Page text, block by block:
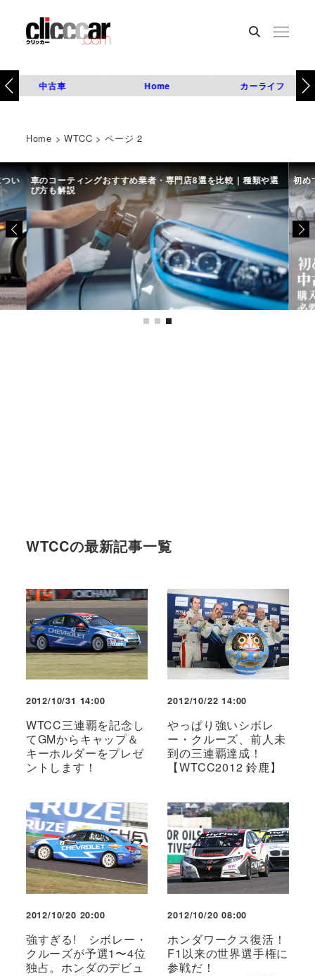
中古車 Home カーライフ
Home >WTCC >ページ 2
い 車のコーティングおすすめ業者・専門店8選を比較｜種類や選
び方も解説
初め
WTCCの最新記事一覧
2012/10/31 14:00
WTCC三連覇を記念し
てGMからキャップ＆
キーホルダーをプレゼ
ントします！
2012/10/22 14:00
やっぱり強いシボレ
ー・クルーズ、前人未
到の三連覇達成！
【WTCC2012 鈴鹿】
2012/10/20 20:00
強すぎる! シボレー・
クルーズが予選1〜4位
独占。ホンダのデビュ
2012/10/20 08:00
ホンダワークス復活！
F1以来の世界選手権に
参戦だ！